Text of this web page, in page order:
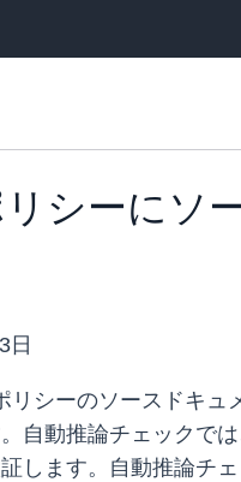
シーにソ
日
リシーのソースドキ
自動推論チェックで
します。自動推論チ